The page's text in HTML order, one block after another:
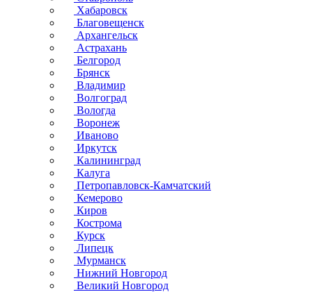
Хабаровск
Благовещенск
Архангельск
Астрахань
Белгород
Брянск
Владимир
Волгоград
Вологда
Воронеж
Иваново
Иркутск
Калининград
Калуга
Петропавловск-Камчатский
Кемерово
Киров
Кострома
Курск
Липецк
Мурманск
Нижний Новгород
Великий Новгород